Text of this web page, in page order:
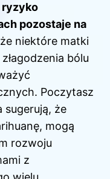
ryzyko
pozostaje na
niektóre matki
bólu
Poczytasz
sugerują, że
mogą
rozwoju
z